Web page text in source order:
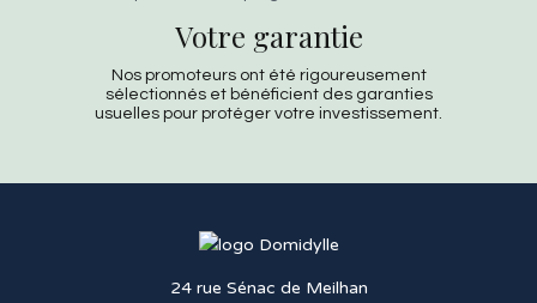
Votre garantie
Nos promoteurs ont été rigoureusement
sélectionnés et bénéficient des garanties
usuelles pour protéger votre investissement.
24 rue Sénac de Meilhan